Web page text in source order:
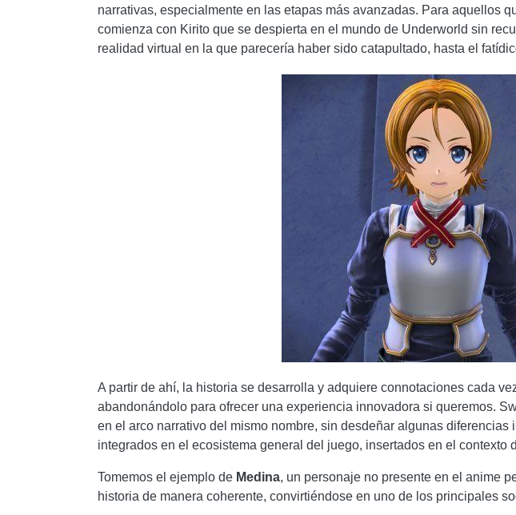
narrativas, especialmente en las etapas más avanzadas. Para aquellos
comienza con Kirito que se despierta en el mundo de Underworld sin
realidad virtual en la que parecería haber sido catapultado, hasta el
A partir de ahí, la historia se desarrolla y adquiere connotaciones cada
abandonándolo para ofrecer una experiencia innovadora si queremos.
en el arco narrativo del mismo nombre, sin desdeñar algunas
integrados en el ecosistema general del juego, insertados en el contexto
Tomemos el ejemplo de Medina, un personaje no presente en el anime
historia de manera coherente, convirtiéndose en uno de los principales